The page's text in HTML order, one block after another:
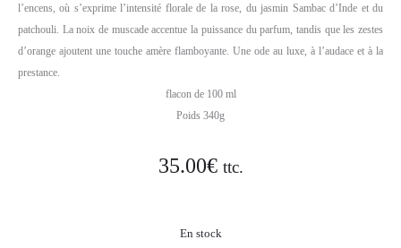
l’encens, où s’exprime l’intensité florale de la rose, du jasmin Sambac d’Inde et du
patchouli. La noix de muscade accentue la puissance du parfum, tandis que les zestes
d’orange ajoutent une touche amère flamboyante. Une ode au luxe, à l’audace et à la
prestance.
flacon de 100 ml
Poids 340g
35.00€ ttc.
En stock